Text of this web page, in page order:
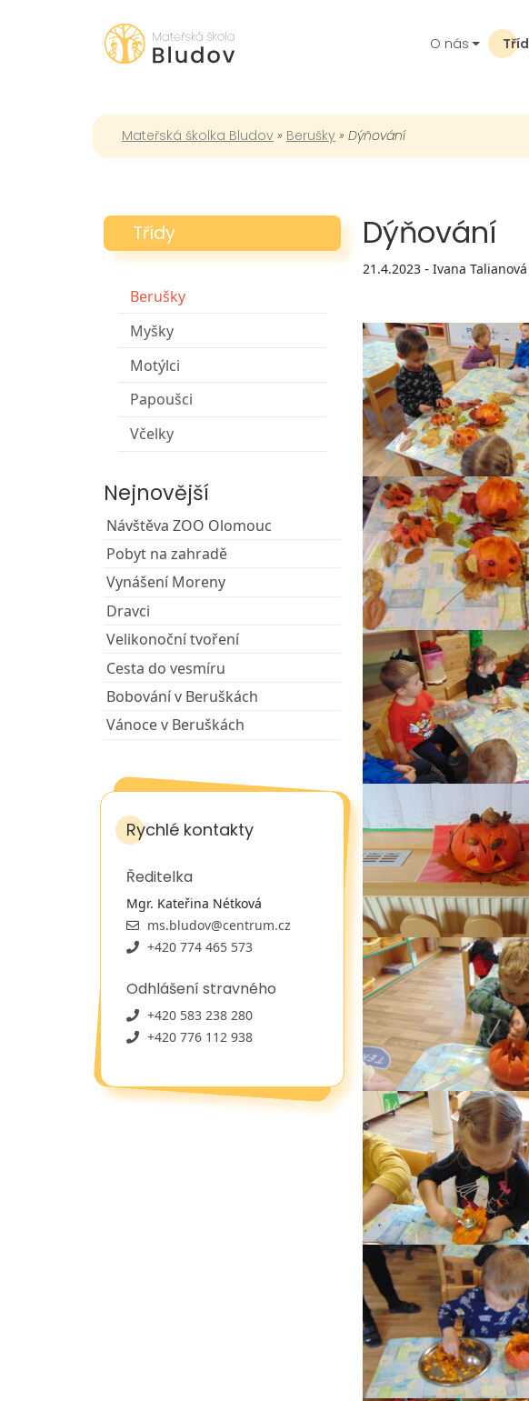
O nás
Mateřská školka Bludov » Berušky » Dýňování
Třídy
Berušky
Myšky
Motýlci
Papoušci
Včelky
Nejnovější
Návštěva ZOO Olomouc
Pobyt na zahradě
Vynášení Moreny
Dravci
Velikonoční tvoření
Cesta do vesmíru
Bobování v Beruškách
Vánoce v Beruškách
Rychlé kontakty
Ředitelka
Mgr. Kateřina Nétková
ms.bludov@centrum.cz
+420 774 465 573
Odhlášení stravného
+420 583 238 280
+420 776 112 938
Dýňování
21.4.2023 - Ivana Talianová